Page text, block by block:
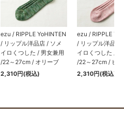
ezu / RIPPLE YoHINTEN
/ リップル洋品店 / ソメ
イロくつした / 男女兼用
/22～27cm / オリーブ
2,310円(税込)
ezu / RIPPLE
/ リップル洋品店
イロくつした /
/22～27cm / ピ
2,310円(税込)